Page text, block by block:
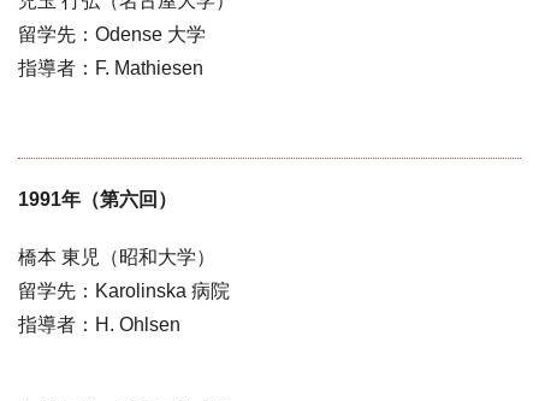
留学先：Odense 大学
指導者：F. Mathiesen
1991年（第六回）
橋本 東児（昭和大学）
留学先：Karolinska 病院
指導者：H. Ohlsen